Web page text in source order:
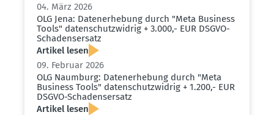
04. März 2026
OLG Jena: Daten­er­hebung durch "Meta Business
Tools" daten­schutz­widrig + 3.000,- EUR DSGVO-
Schadens­ersatz
Artikel lesen
09. Februar 2026
OLG Naumburg: Daten­er­hebung durch "Meta
Business Tools" daten­schutz­widrig + 1.200,- EUR
DSGVO-Schadens­ersatz
Artikel lesen